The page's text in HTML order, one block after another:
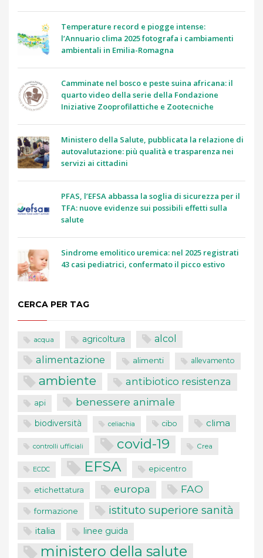
Temperature record e piogge intense:
l’Annuario clima 2025 fotografa i cambiamenti
ambientali in Emilia-Romagna
Camminate nel bosco e peste suina africana: il
quarto video della serie della Fondazione
Iniziative Zooprofilattiche e Zootecniche
Ministero della Salute, pubblicata la relazione di
autovalutazione: più qualità e trasparenza nei
servizi ai cittadini
PFAS, l’EFSA abbassa la soglia di sicurezza per il
TFA: nuove evidenze sui possibili effetti sulla
salute
Sindrome emolitico uremica: nel 2025 registrati
43 casi pediatrici, confermato il picco estivo
CERCA PER TAG
acqua agricoltura alcol
alimentazione alimenti allevamento
ambiente antibiotico resistenza
api benessere animale
biodiversità celiachia cibo clima
controlli ufficiali covid-19 Crea
ECDC EFSA epicentro
etichettatura europa FAO
formazione istituto superiore sanità
italia linee guida
ministero della salute